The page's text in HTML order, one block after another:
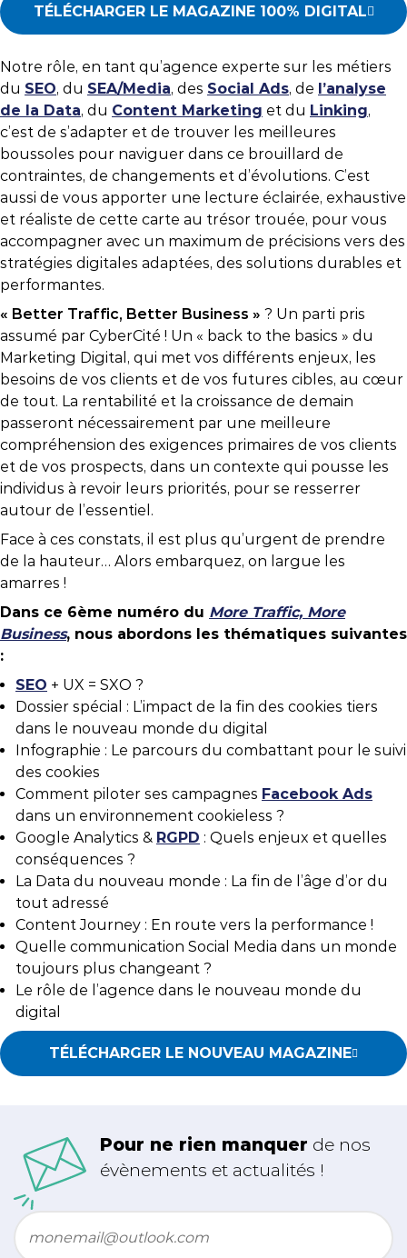
TÉLÉCHARGER LE MAGAZINE 100% DIGITAL
Notre rôle, en tant qu’agence experte sur les métiers
du SEO, du SEA/Media, des Social Ads, de l’analyse
de la Data, du Content Marketing et du Linking,
c’est de s’adapter et de trouver les meilleures
boussoles pour naviguer dans ce brouillard de
contraintes, de changements et d’évolutions. C’est
aussi de vous apporter une lecture éclairée, exhaustive
et réaliste de cette carte au trésor trouée, pour vous
accompagner avec un maximum de précisions vers des
stratégies digitales adaptées, des solutions durables et
performantes.
« Better Traffic, Better Business » ? Un parti pris
assumé par CyberCité ! Un « back to the basics » du
Marketing Digital, qui met vos différents enjeux, les
besoins de vos clients et de vos futures cibles, au cœur
de tout. La rentabilité et la croissance de demain
passeront nécessairement par une meilleure
compréhension des exigences primaires de vos clients
et de vos prospects, dans un contexte qui pousse les
individus à revoir leurs priorités, pour se resserrer
autour de l’essentiel.
Face à ces constats, il est plus qu’urgent de prendre
de la hauteur… Alors embarquez, on largue les
amarres !
Dans ce 6ème numéro du More Traffic, More
Business, nous abordons les thématiques suivantes
:
SEO + UX = SXO ?
Dossier spécial : L’impact de la fin des cookies tiers
dans le nouveau monde du digital
Infographie : Le parcours du combattant pour le suivi
des cookies
Comment piloter ses campagnes Facebook Ads
dans un environnement cookieless ?
Google Analytics & RGPD : Quels enjeux et quelles
conséquences ?
La Data du nouveau monde : La fin de l’âge d’or du
tout adressé
Content Journey : En route vers la performance !
Quelle communication Social Media dans un monde
toujours plus changeant ?
Le rôle de l’agence dans le nouveau monde du
digital
TÉLÉCHARGER LE NOUVEAU MAGAZINE
Pour ne rien manquer de nos
évènements et actualités !
Email